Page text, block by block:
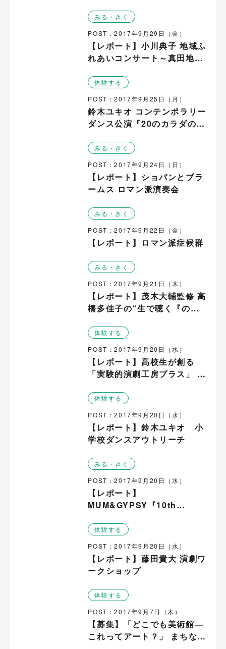
みる・きく
POST：2017年9月29日（金）
【レポート】小川典子 地域ふ
れあいコンサート～真田地域
体験する
POST：2017年9月25日（月）
鈴木ユキオ コンテンポラリー
ダンス公演『20のカラダの
みる・きく
POST：2017年9月24日（日）
【レポート】ショパンとブラ
ームス ロマン派演奏会
みる・きく
POST：2017年9月22日（金）
【レポート】ロマン派症候群
みる・きく
POST：2017年9月21日（木）
【レポート】茂木大輔監修 高
橋多佳子の“生で聴く『のだ
会” ピアノ版
体験する
POST：2017年9月20日（水）
【レポート】高校生が創る
「実験的演劇工房プラス」 上
交流事業
体験する
POST：2017年9月20日（水）
【レポート】鈴木ユキオ 小
学校ダンスアウトリーチ
みる・きく
POST：2017年9月20日（水）
【レポート】
MUM&GYPSY『10th
体験する
POST：2017年9月20日（水）
【レポート】藤田貴大 演劇ワ
ークショップ
体験する
POST：2017年9月7日（木）
【募集】「どこでも美術館―
これってアート？」 まちなか